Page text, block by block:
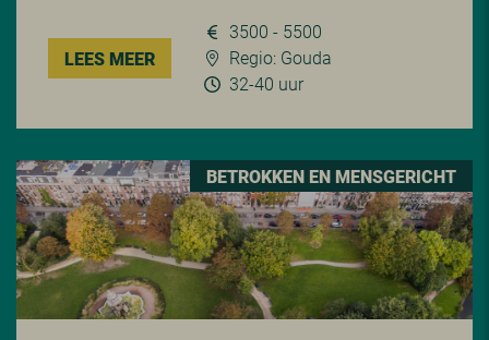
LEES MEER
3500 - 5500
Regio: Gouda
32-40 uur
BETROKKEN EN MENSGERICHT